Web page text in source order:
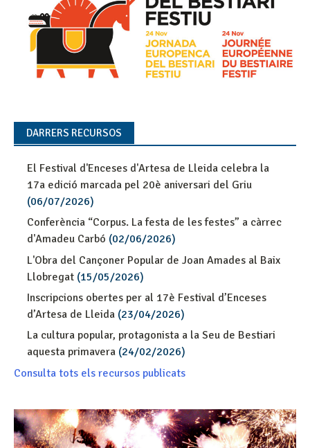
DARRERS RECURSOS
El Festival d'Enceses d'Artesa de Lleida celebra la
17a edició marcada pel 20è aniversari del Griu
(06/07/2026)
Conferència “Corpus. La festa de les festes” a càrrec
d'Amadeu Carbó (02/06/2026)
L'Obra del Cançoner Popular de Joan Amades al Baix
Llobregat (15/05/2026)
Inscripcions obertes per al 17è Festival d’Enceses
d’Artesa de Lleida (23/04/2026)
La cultura popular, protagonista a la Seu de Bestiari
aquesta primavera (24/02/2026)
Consulta tots els recursos publicats